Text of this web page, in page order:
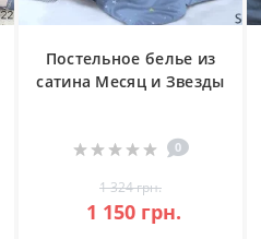
Постельное белье из
сатина Месяц и Звезды
0
1 324 грн.
1 150 грн.